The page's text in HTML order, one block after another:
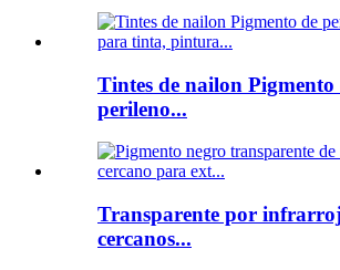
Tintes de nailon Pigmento
perileno...
Transparente por
cercanos...